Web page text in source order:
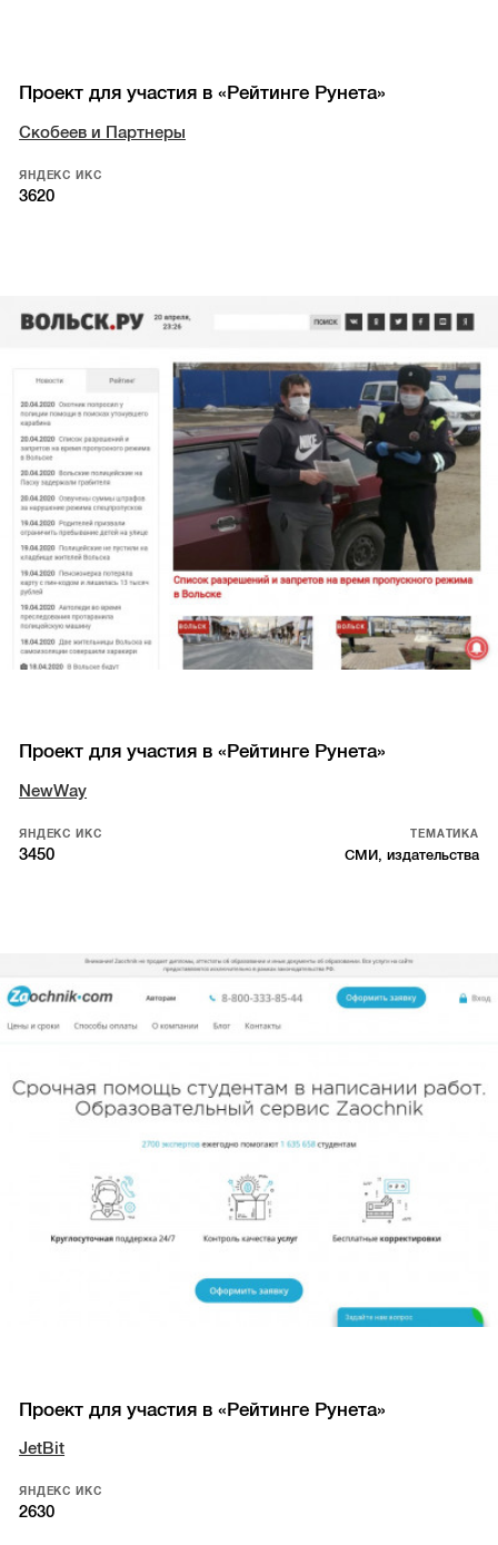
Проект для участия в «Рейтинге Рунета»
Скобеев и Партнеры
ЯНДЕКС ИКС
3620
Проект для участия в «Рейтинге Рунета»
NewWay
ЯНДЕКС ИКС
3450
ТЕМАТИКА
СМИ, издательства
Проект для участия в «Рейтинге Рунета»
JetBit
ЯНДЕКС ИКС
2630